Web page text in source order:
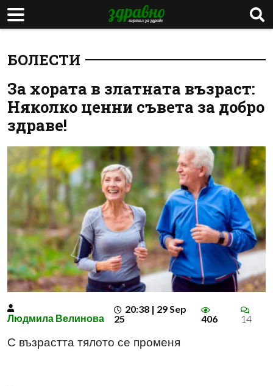
БОЛЕСТИ
За хората в златната възраст:
Няколко ценни съвета за добро
здраве!
Людмила Велинова
20:38 | 29 Sep
25
406 14
С възрастта тялото се променя